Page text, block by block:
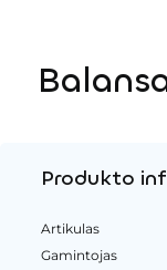
Produkto
Artikulas
Gamintojas